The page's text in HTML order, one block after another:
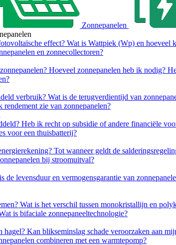
Zonnepanelen
effect? Wat is Wattpiek (Wp) en hoeveel
en zonnecollectoren?
Hoeveel zonnepanelen heb ik nodig?
verbruik? Wat is de terugverdientijd van
zie van zonnepanelen?
Heb ik recht op subsidie of andere financiële
voor een thuisbatterij?
Tot wanneer geldt de
bij stroomuitval?
de levensduur en vermogensgarantie van
Wat is het verschil tussen monokristallijn en
is bifaciale zonnepaneeltechnologie?
hagel? Kan blikseminslag schade veroorzaken aan
combineren met een warmtepomp?